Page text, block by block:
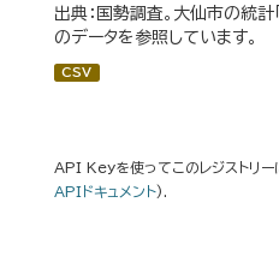
出典：国勢調査。大仙市の統
のデータを参照しています。
CSV
API Keyを使ってこのレジストリー
APIドキュメント).